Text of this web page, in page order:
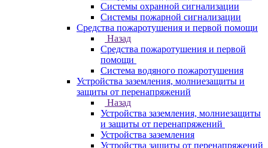
Системы охранной сигнализации
Системы пожарной сигнализации
Средства пожаротушения и первой помощи
Назад
Средства пожаротушения и первой
помощи
Система водяного пожаротушения
Устройства заземления, молниезащиты и
защиты от перенапряжений
Назад
Устройства заземления, молниезащиты
и защиты от перенапряжений
Устройства заземления
Устройства защиты от перенапряжений